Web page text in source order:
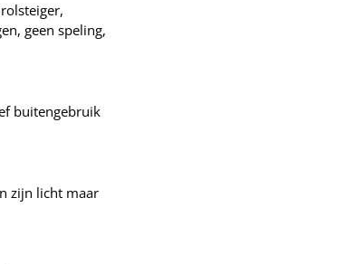
geen speling,
buitengebruik
zijn licht maar